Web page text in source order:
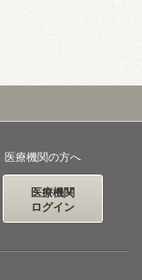
医療機関の方へ
医療機関
ログイン